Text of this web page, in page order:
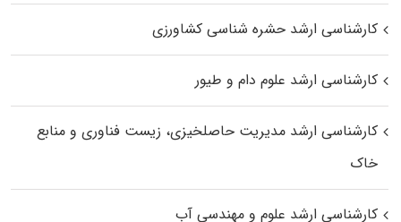
کارشناسی ارشد حشره‌ شناسی کشاورزی
کارشناسی ارشد علوم دام و طیور
کارشناسی ارشد مدیریت حاصلخیزی، زیست فناوری و منابع
خاک
کارشناسی ارشد علوم و مهندسی آب